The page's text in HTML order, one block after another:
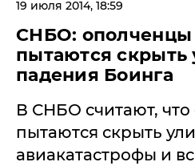
19 июля 2014, 18:59
СНБО: ополченцы
пытаются скрыть
падения Боинга
В СНБО считают,
пытаются скрыть
авиакатастрофы и